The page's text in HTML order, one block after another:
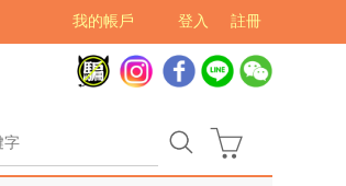
註冊
登入
我的帳戶